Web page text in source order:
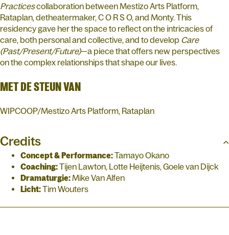
Practicescollaboration between Mestizo Arts Platform,
Rataplan, detheatermaker, C O R S O, and Monty. This
residency gave her the space to reflect on the intricacies of
care, both personal and collective, and to develop Care
(Past/Present/Future)—a piece that offers new perspectives
on the complex relationships that shape our lives.
MET DE STEUN VAN
WIPCOOP/Mestizo Arts Platform, Rataplan
Credits
Concept & Performance:Tamayo Okano
Coaching:Tijen Lawton, Lotte Heijtenis, Goele van Dijck
Dramaturgie:Mike Van Alfen
Licht:Tim Wouters